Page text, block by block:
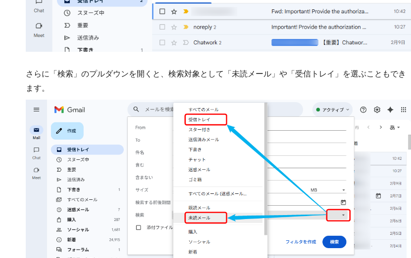
さらに「検索」のプルダウンを開くと、検索対象として「未読メール」や「受信トレイ」を選ぶこともでき
ます。